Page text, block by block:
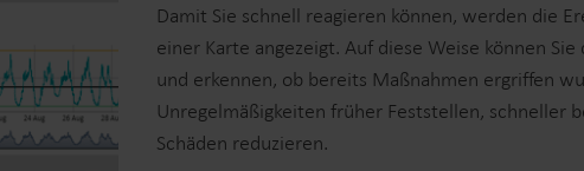
Damit Sie schnell reagieren können, werden die
einer Karte angezeigt. Auf diese Weise können
und erkennen, ob bereits Maßnahmen ergriffen
Unregelmäßigkeiten früher Feststellen, schneller
Schäden reduzieren.